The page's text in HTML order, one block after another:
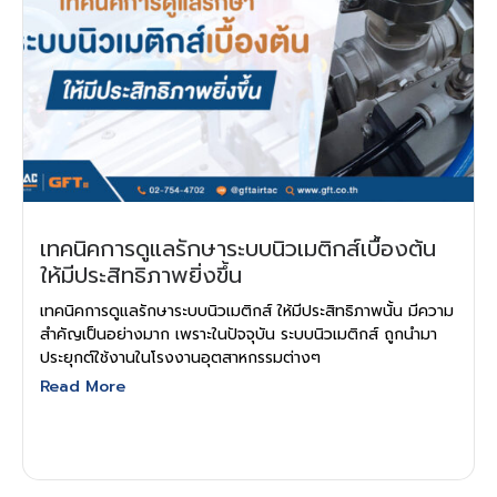
เทคนิคการดูแลรักษาระบบนิวเมติกส์เบื้องต้น
ให้มีประสิทธิภาพยิ่งขึ้น
เทคนิคการดูแลรักษาระบบนิวเมติกส์ ให้มีประสิทธิภาพนั้น มีความ
สำคัญเป็นอย่างมาก เพราะในปัจจุบัน ระบบนิวเมติกส์ ถูกนำมา
ประยุกต์ใช้งานในโรงงานอุตสาหกรรมต่างๆ
Read More